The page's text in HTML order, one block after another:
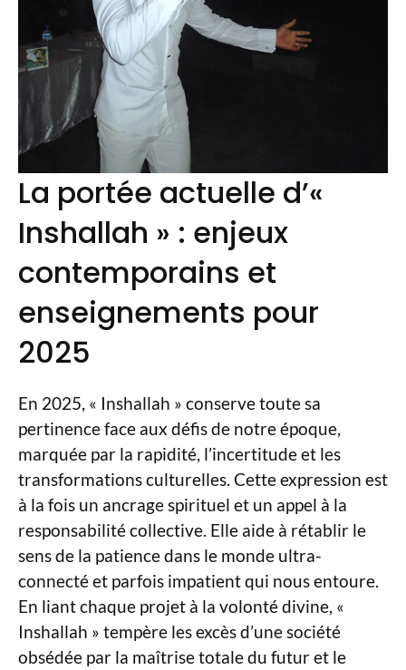
La portée actuelle d’«
Inshallah » : enjeux
contemporains et
enseignements pour
2025
En 2025, « Inshallah » conserve toute sa
pertinence face aux défis de notre époque,
marquée par la rapidité, l’incertitude et les
transformations culturelles. Cette expression est
à la fois un ancrage spirituel et un appel à la
responsabilité collective. Elle aide à rétablir le
sens de la patience dans le monde ultra-
connecté et parfois impatient qui nous entoure.
En liant chaque projet à la volonté divine, «
Inshallah » tempère les excès d’une société
obsédée par la maîtrise totale du futur et le